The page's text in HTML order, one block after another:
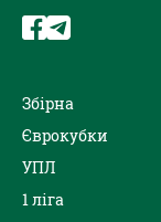
Збірна
Єврокубки
УПЛ
1 ліга